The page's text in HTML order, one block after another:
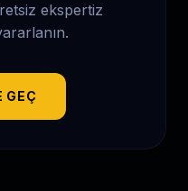
ekspertiz
GEÇ